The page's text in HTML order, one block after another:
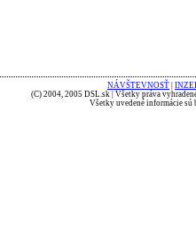
NÁVŠTEVNOSŤ
(C) 2004, 2005 DSL.sk | Všetky práva
Všetky uvedené informácie sú